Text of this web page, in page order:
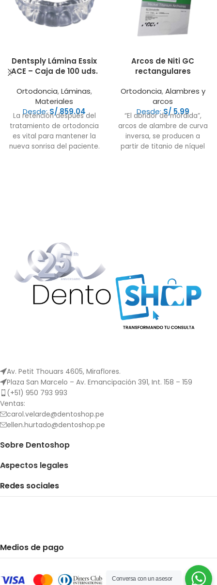
Dentsply Lámina Essix
ACE – Caja de 100 uds.
Ortodoncia,Láminas,
Materiales
Desde:S/859.04
La retención después del
tratamiento de ortodoncia
es vital para mantener la
nueva sonrisa del paciente.
Arcos de Niti GC
rectangulares
Ortodoncia,Alambres y
arcos
Desde:S/ 5.99
“El abridor de mordida”,
arcos de alambre de curva
inversa, se producen a
partir de titanio de níquel
de arcos de alambre. A lo
largo del tratamiento, estos
permanecen activos sin
deformarse.
Av. Petit Thouars 4605, Miraflores.
Plaza San Marcelo – Av. Emancipación 391, Int. 158 – 159
(+51) 950 793 993
Ventas:
carol.velarde@dentoshop.pe
ellen.hurtado@dentoshop.pe
Sobre Dentoshop
Aspectos legales
Redes sociales
Medios de pago
Conversa con un asesor